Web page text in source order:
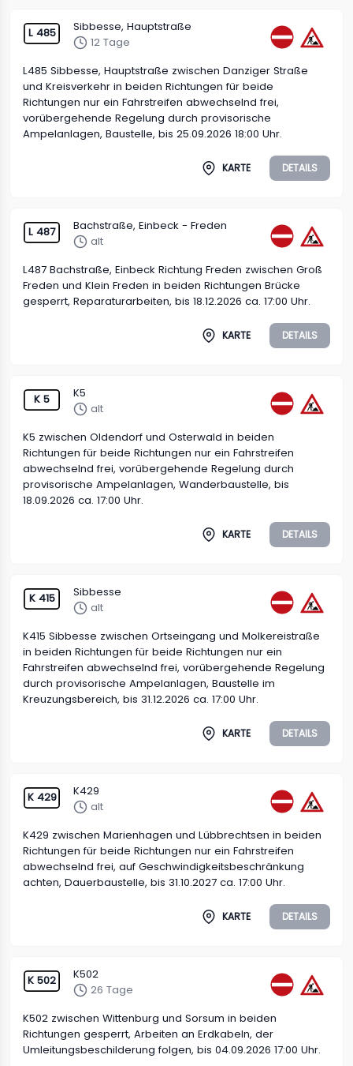
L 485
Sibbesse, Hauptstraße
12 Tage
L485 Sibbesse, Hauptstraße zwischen Danziger Straße
und Kreisverkehr in beiden Richtungen für beide
Richtungen nur ein Fahrstreifen abwechselnd frei,
vorübergehende Regelung durch provisorische
Ampelanlagen, Baustelle, bis 25.09.2026 18:00 Uhr.
KARTE DETAILS
L 487
Bachstraße, Einbeck - Freden
alt
L487 Bachstraße, Einbeck Richtung Freden zwischen Groß
Freden und Klein Freden in beiden Richtungen Brücke
gesperrt, Reparaturarbeiten, bis 18.12.2026 ca. 17:00 Uhr.
KARTE DETAILS
K 5
K5
alt
K5 zwischen Oldendorf und Osterwald in beiden
Richtungen für beide Richtungen nur ein Fahrstreifen
abwechselnd frei, vorübergehende Regelung durch
provisorische Ampelanlagen, Wanderbaustelle, bis
18.09.2026 ca. 17:00 Uhr.
KARTE DETAILS
K 415
Sibbesse
alt
K415 Sibbesse zwischen Ortseingang und Molkereistraße
in beiden Richtungen für beide Richtungen nur ein
Fahrstreifen abwechselnd frei, vorübergehende Regelung
durch provisorische Ampelanlagen, Baustelle im
Kreuzungsbereich, bis 31.12.2026 ca. 17:00 Uhr.
KARTE DETAILS
K 429
K429
alt
K429 zwischen Marienhagen und Lübbrechtsen in beiden
Richtungen für beide Richtungen nur ein Fahrstreifen
abwechselnd frei, auf Geschwindigkeitsbeschränkung
achten, Dauerbaustelle, bis 31.10.2027 ca. 17:00 Uhr.
KARTE DETAILS
K 502
K502
26 Tage
K502 zwischen Wittenburg und Sorsum in beiden
Richtungen gesperrt, Arbeiten an Erdkabeln, der
Umleitungsbeschilderung folgen, bis 04.09.2026 17:00 Uhr.